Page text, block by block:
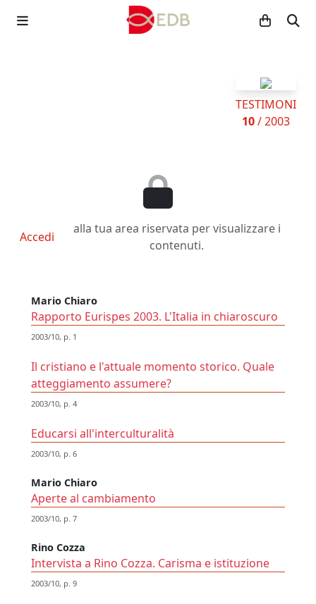
TESTIMONI
10/ 2003
Accedi
alla tua area riservata per visualizzare i
contenuti.
Mario Chiaro
Rapporto Eurispes 2003. L'Italia in chiaroscuro
2003/10, p. 1
Il cristiano e l'attuale momento storico. Quale
atteggiamento assumere?
2003/10, p. 4
Educarsi all'interculturalità
2003/10, p. 6
Mario Chiaro
Aperte al cambiamento
2003/10, p. 7
Rino Cozza
Intervista a Rino Cozza. Carisma e istituzione
2003/10, p. 9